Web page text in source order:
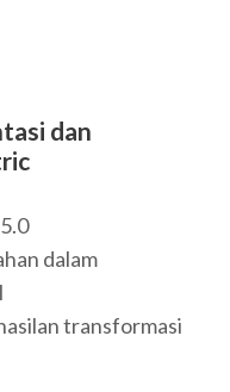
dan
dalam
transformasi